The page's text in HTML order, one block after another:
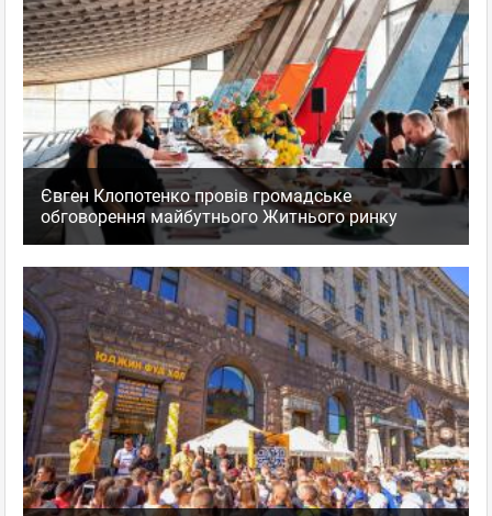
Євген Клопотенко провів громадське
обговорення майбутнього Житнього ринку